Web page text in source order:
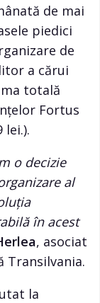
de mai
piedici
de
a cărui
totală
Fortus
lei.).
o decizie
al
în acest
, asociat
Transilvania.
la